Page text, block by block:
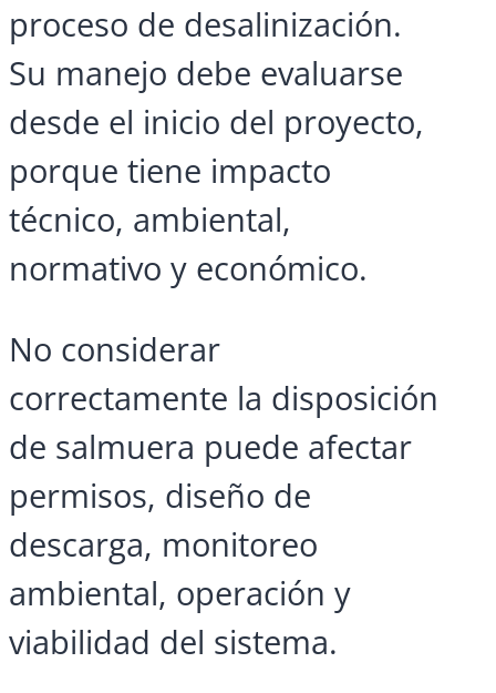
proceso de desalinización.
Su manejo debe evaluarse
desde el inicio del proyecto,
porque tiene impacto
técnico, ambiental,
normativo y económico.
No considerar
correctamente la disposición
de salmuera puede afectar
permisos, diseño de
descarga, monitoreo
ambiental, operación y
viabilidad del sistema.